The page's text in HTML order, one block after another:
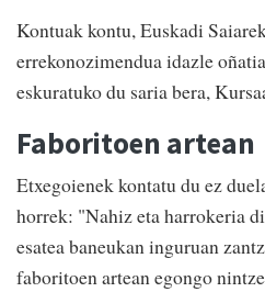
Kontuak kontu, Euskadi
errekonozimendua idazle
eskuratuko du saria bera,
Faboritoen artean
Etxegoienek kontatu du ez
horrek: "Nahiz eta harrokeria
esatea baneukan inguruan
faboritoen artean egongo